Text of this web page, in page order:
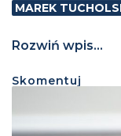
MAREK
Rozwiń wpis...
Skomentuj